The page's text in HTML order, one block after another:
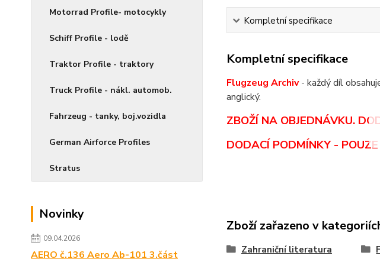
Motorrad Profile- motocykly
Schiff Profile - lodě
Traktor Profile - traktory
Truck Profile - nákl. automob.
Fahrzeug - tanky, boj.vozidla
German Airforce Profiles
Stratus
Novinky
09.04.2026
AERO č.136 Aero Ab-101 3.část
Kompletní specifikace
Kompletní specifikace
Flugzeug Archiv- každý díl
anglický.
ZBOŽÍ NA OBJEDNÁVKU.
DODACÍ PODMÍNKY -
Zboží zařazeno v
Zahraniční literatura